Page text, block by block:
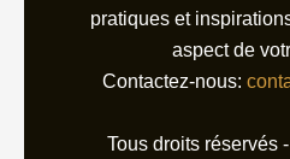
pratiques et
aspect de
Contactez-nous:
Tous droits réservés